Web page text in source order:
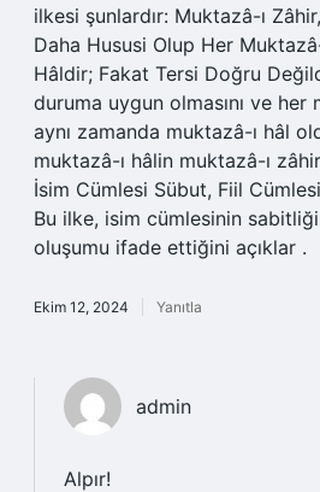
ilkesi şunlardır: Muktazâ-ı
Daha Hususi Olup Her
Hâldir; Fakat Tersi Doğru
duruma uygun olmasını ve her
aynı zamanda muktazâ-ı hâl
muktazâ-ı hâlin muktazâ-ı
İsim Cümlesi Sübut, Fiil
Bu ilke, isim cümlesinin
oluşumu ifade ettiğini açıklar .
Ekim 12, 2024 Yanıtla
admin
Alpır!